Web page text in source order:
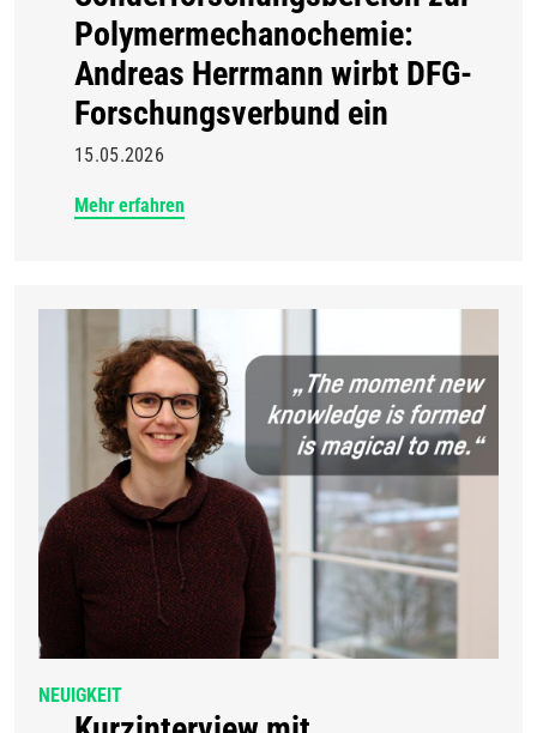
Polymermechanochemie:
Andreas Herrmann wirbt DFG-
Forschungsverbund ein
15.05.2026
Mehr erfahren
NEUIGKEIT